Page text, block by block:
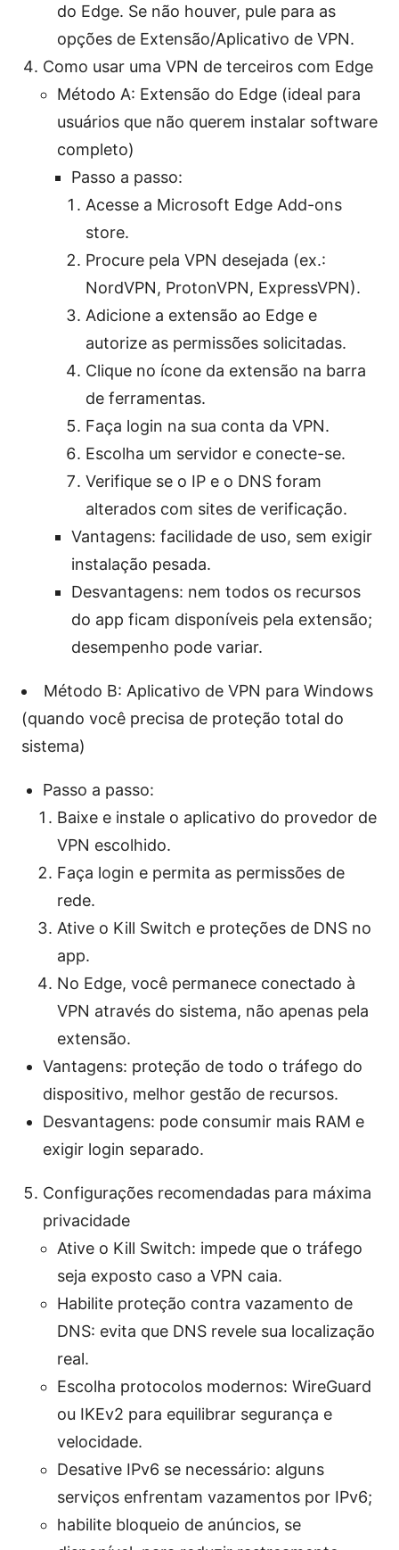
do Edge. Se não houver, pule para as
opções de Extensão/Aplicativo de VPN.
Como usar uma VPN de terceiros com Edge
Método A: Extensão do Edge (ideal para
usuários que não querem instalar software
completo)
Passo a passo:
Acesse a Microsoft Edge Add-ons
store.
Procure pela VPN desejada (ex.:
NordVPN, ProtonVPN, ExpressVPN).
Adicione a extensão ao Edge e
autorize as permissões solicitadas.
Clique no ícone da extensão na barra
de ferramentas.
Faça login na sua conta da VPN.
Escolha um servidor e conecte-se.
Verifique se o IP e o DNS foram
alterados com sites de verificação.
Vantagens: facilidade de uso, sem exigir
instalação pesada.
Desvantagens: nem todos os recursos
do app ficam disponíveis pela extensão;
desempenho pode variar.
Método B: Aplicativo de VPN para Windows
(quando você precisa de proteção total do
sistema)
Passo a passo:
Baixe e instale o aplicativo do provedor de
VPN escolhido.
Faça login e permita as permissões de
rede.
Ative o Kill Switch e proteções de DNS no
app.
No Edge, você permanece conectado à
VPN através do sistema, não apenas pela
extensão.
Vantagens: proteção de todo o tráfego do
dispositivo, melhor gestão de recursos.
Desvantagens: pode consumir mais RAM e
exigir login separado.
Configurações recomendadas para máxima
privacidade
Ative o Kill Switch: impede que o tráfego
seja exposto caso a VPN caia.
Habilite proteção contra vazamento de
DNS: evita que DNS revele sua localização
real.
Escolha protocolos modernos: WireGuard
ou IKEv2 para equilibrar segurança e
velocidade.
Desative IPv6 se necessário: alguns
serviços enfrentam vazamentos por IPv6;
habilite bloqueio de anúncios, se